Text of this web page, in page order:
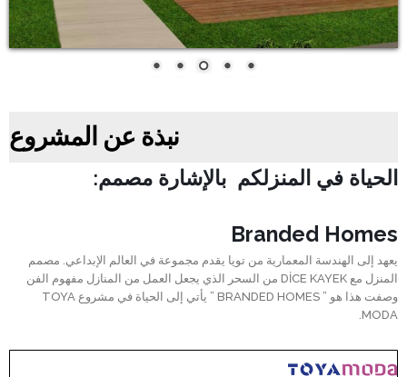
نبذة عن المشروع
الحياة في المنزلكم بالإشارة مصمم:
Branded Homes
يعهد إلى الهندسة المعمارية من تويا يقدم مجموعة في العالم الإبداعي. مصمم
المنزل مع DİCE KAYEK من السحر الذي يجعل العمل من المنازل مفهوم الفن
وصفت هذا هو ” BRANDED HOMES ” يأتي إلى الحياة في مشروع TOYA
MODA.